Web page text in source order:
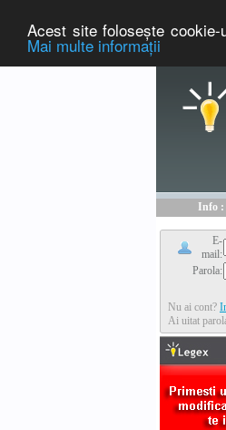
Acest site foloseşte
Mai multe informaţii
Info :
E-
mail:
Parola:
Nu ai cont?
Ai uitat